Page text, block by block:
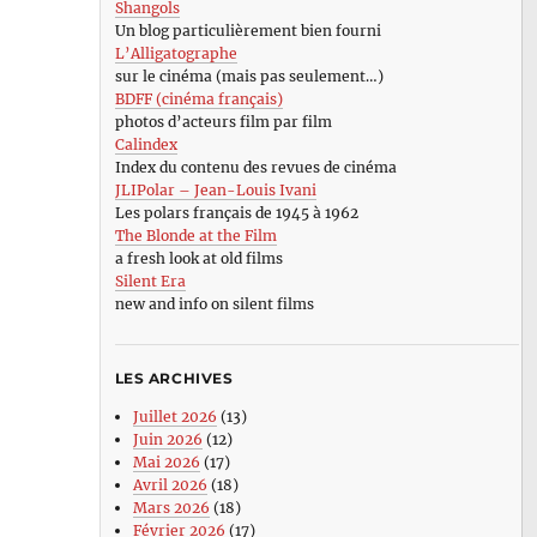
Shangols
Un blog particulièrement bien fourni
L’Alligatographe
sur le cinéma (mais pas seulement…)
BDFF (cinéma français)
photos d’acteurs film par film
Calindex
Index du contenu des revues de cinéma
JLIPolar – Jean-Louis Ivani
Les polars français de 1945 à 1962
The Blonde at the Film
a fresh look at old films
Silent Era
new and info on silent films
LES ARCHIVES
Juillet 2026 (13)
Juin 2026 (12)
Mai 2026 (17)
Avril 2026 (18)
Mars 2026 (18)
Février 2026 (17)